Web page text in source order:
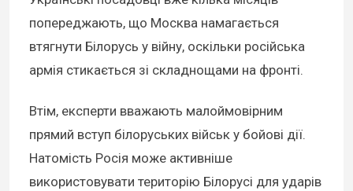
попереджають, що Москва намагається
втягнути Білорусь у війну, оскільки російська
армія стикається зі складнощами на фронті.
Втім, експерти вважають малоймовірним
прямий вступ білоруських військ у бойові дії.
Натомість Росія може активніше
використовувати територію Білорусі для ударів